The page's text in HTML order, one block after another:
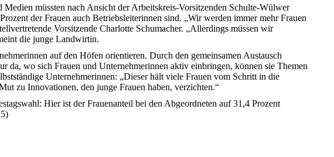
müssten nach Ansicht der Arbeitskreis-Vorsitzenden Schulte-Wülwer
der Frauen auch Betriebsleiterinnen sind. „Wir werden immer mehr Frauen
Vorsitzende Charlotte Schumacher. „Allerdings müssen wir
die junge Landwirtin.
auf den Höfen orientieren. Durch den gemeinsamen Austausch
da, wo sich Frauen und Unternehmerinnen aktiv einbringen, können sie Themen
Unternehmerinnen: „Dieser hält viele Frauen vom Schritt in die
zu Innovationen, den junge Frauen haben, verzichten.“
Hier ist der Frauenanteil bei den Abgeordneten auf 31,4 Prozent